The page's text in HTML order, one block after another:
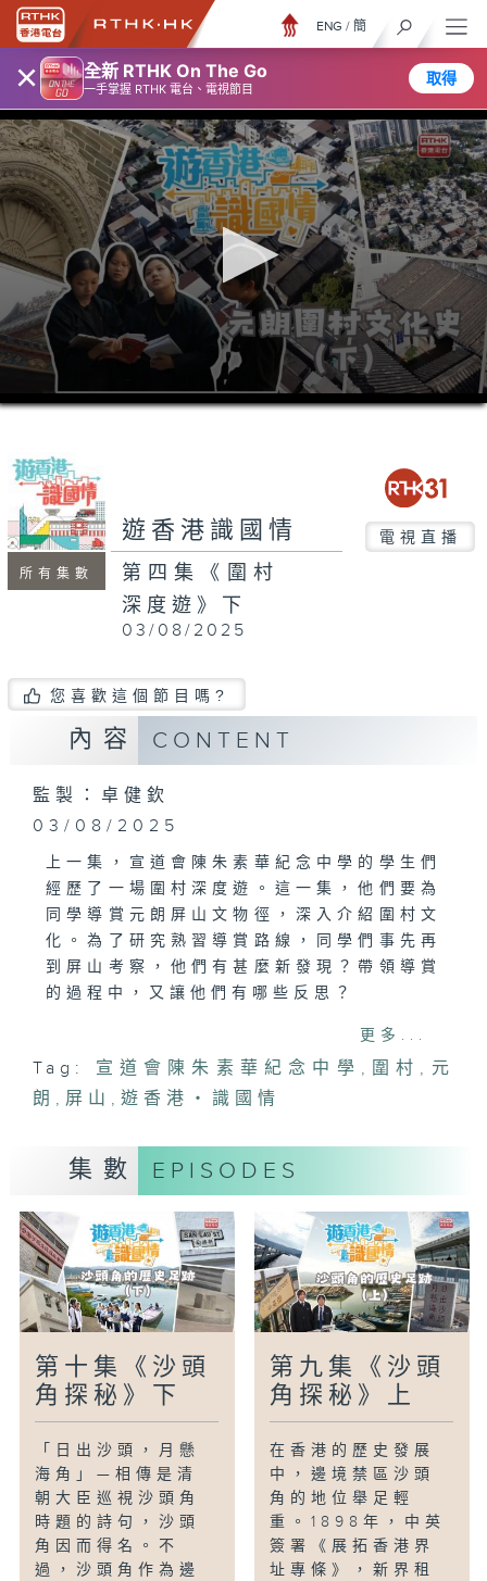
× 全新 RTHK On The Go
一手掌握 RTHK 電台、電視節目
取得
ENG / 簡
seconds
minutes,
seconds
所有集數
遊香港識國情 電視直播
第四集《圍村
深度遊》下
03/08/2025
您喜歡這個節目嗎?
內容 CONTENT
監製：卓健欽
03/08/2025
上一集，宣道會陳朱素華紀念中學的學生們
經歷了一場圍村深度遊。這一集，他們要為
同學導賞元朗屏山文物徑，深入介紹圍村文
化。為了研究熟習導賞路線，同學們事先再
到屏山考察，他們有甚麼新發現？帶領導賞
的過程中，又讓他們有哪些反思？
參與學校:宣道會陳朱素華紀念中學
更多...
Tag: 宣道會陳朱素華紀念中學 , 圍村 , 元
朗 ,屏山 ,遊香港‧識國情
集數 EPISODES
第十集《沙頭
角探秘》下
「日出沙頭，月懸
海角」—相傳是清
朝大臣巡視沙頭角
時題的詩句，沙頭
角因而得名。不
過，沙頭角作為邊
第九集《沙頭
角探秘》上
在香港的歷史發展
中，邊境禁區沙頭
角的地位舉足輕
重。1898年，中英
簽署《展拓香港界
址專條》，新界租